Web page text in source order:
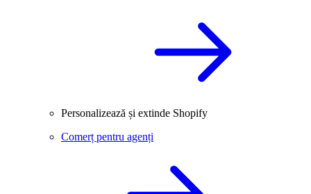
Personalizează și extinde Shopify
Comerț pentru agenți